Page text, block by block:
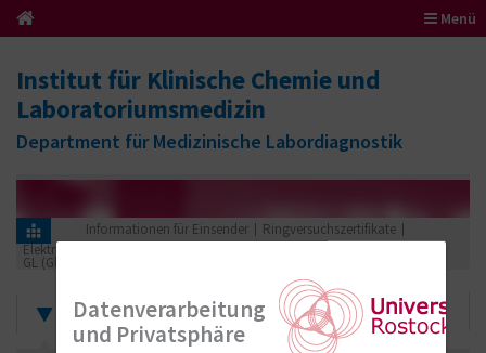
Menü
Institut für Klinische Chemie und
Laboratoriumsmedizin
Department für Medizinische Labordiagnostik
Informationen für Einsender
Ringversuchszertifikate
Elektrolyte, Enzyme, Substrate, Metabolite, Blutalkohol, Proteine
GL (Glucosebestimmungen im Serum)
Zertifikate
Datenverarbeitung
und Privatsphäre